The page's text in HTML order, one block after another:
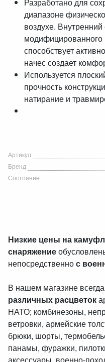
диапазоне
воздухе. Внутренний
модифицированного
способствует
начес создает
Используется
прочность
натирание и
Артикул
Бренд
Состояние
Низкие цены на
снаряжение
непосредственнос
В нашем магазине
различных расцветок
НАТО; комбинезоны,
ветровки, армейские
брюки, шорты,
панамы, фуражки,